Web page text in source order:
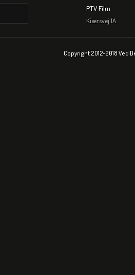
PTV Film
Kiærsvej 1A
Copyright 2012-2018 Ved